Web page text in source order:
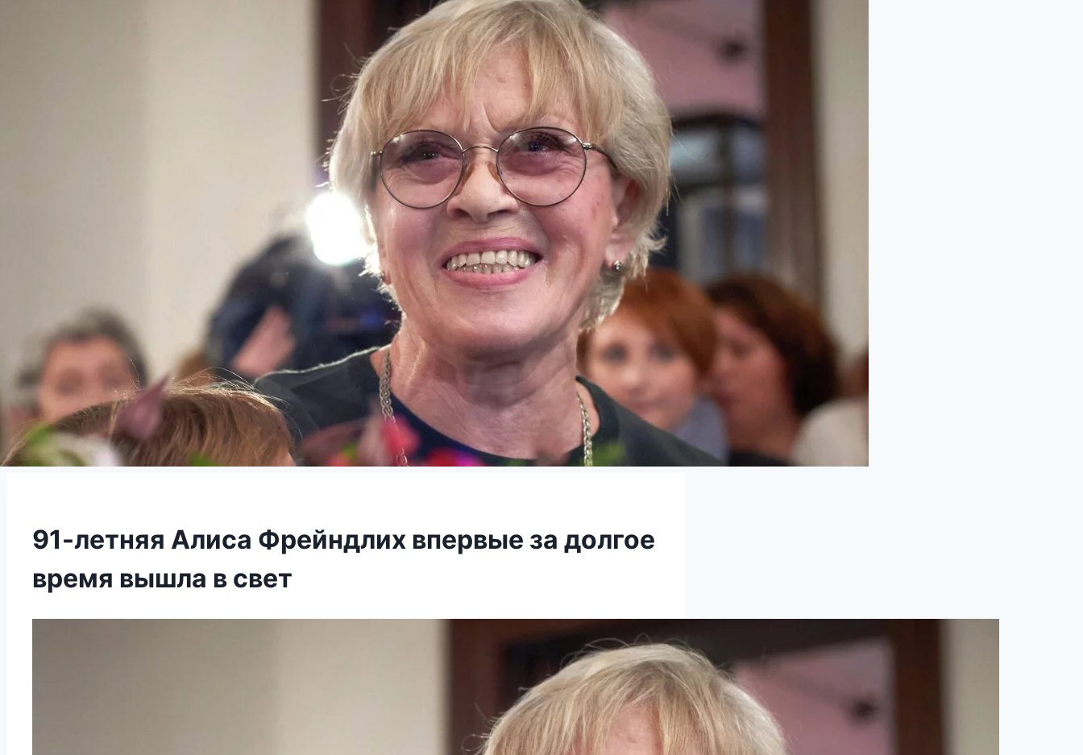
91-летняя Алиса Фрейндлих впервые за долгое
время вышла в свет